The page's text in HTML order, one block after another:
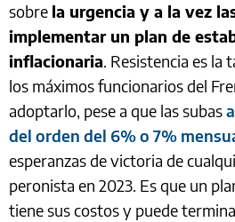
sobre la urgencia y a la vez
implementar un plan de
inflacionaria. Resistencia es la
los máximos funcionarios del
adoptarlo, pese a que las subas
del orden del 6% o 7%
esperanzas de victoria de
peronista en 2023. Es que un
tiene sus costos y puede